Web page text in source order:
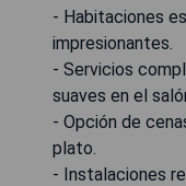
- Habitaciones
impresionantes.
- Servicios
suaves en el
- Opción de
plato.
- Instalaciones